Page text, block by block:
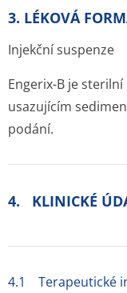
3. LÉKOVÁ
Injekční suspenze
Engerix-B je
usazujícím
podání.
4. KLINICKÉ
4.1 Terapeutické